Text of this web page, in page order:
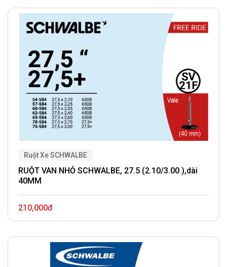
Ruột Xe SCHWALBE
RUỘT VAN NHỎ SCHWALBE, 27.5 (2.10/3.00 ),dài
40MM
210,000đ